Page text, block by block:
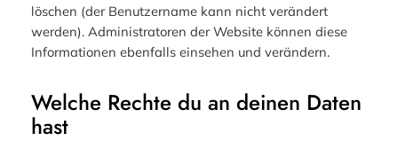
löschen (der Benutzername kann nicht verändert
werden). Administratoren der Website können diese
Informationen ebenfalls einsehen und verändern.
Welche Rechte du an deinen Daten
hast